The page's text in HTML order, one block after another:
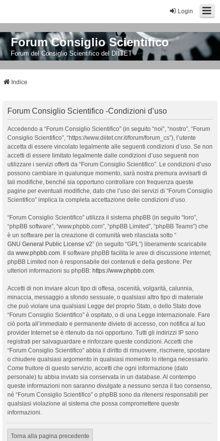
Login
Forum Consiglio Scientifico
Forum del Consiglio Scientifico del DIITET
Indice
Forum Consiglio Scientifico -Condizioni d’uso
Accedendo a “Forum Consiglio Scientifico” (in seguito “noi”, “nostro”, “Forum
Consiglio Scientifico”, “https://www.diitet.cnr.it/forum/forum_cs”), l’utente
accetta di essere vincolato legalmente alle seguenti condizioni d’uso. Se non
accetti di essere limitato legalmente dalle condizioni d’uso seguenti non
utilizzare i servizi offerti da “Forum Consiglio Scientifico”. Le condizioni d’uso
possono cambiare in qualunque momento, sarà nostra premura avvisarti di
tali modifiche, benché sia opportuno controllare con frequenza queste
pagine per eventuali modifiche, dato che l’uso dei servizi di “Forum Consiglio
Scientifico” implica la completa accettazione delle condizioni d’uso.
“Forum Consiglio Scientifico” utilizza il sistema phpBB (in seguito “loro”,
“phpBB software”, “www.phpbb.com”, “phpBB Limited”, “phpBB Teams”) che
è un software per la creazione di comunità web rilasciata sotto “
GNU General Public License v2” (in seguito “GPL”) liberamente scaricabile
da www.phpbb.com. Il software phpBB facilita le aree di discussione internet;
phpBB Limited non è responsabile dei contenuti e della gestione. Per
ulteriori informazioni su phpBB: https://www.phpbb.com.
Accetti di non inviare alcun tipo di offesa, oscenità, volgarità, calunnia,
minaccia, messaggio a sfondo sessuale, o qualsiasi altro tipo di materiale
che può violare una qualsiasi Legge del proprio Stato, o dello Stato dove
“Forum Consiglio Scientifico” è ospitato, o di una Legge internazionale. Fare
ciò porta all’immediato e permanente divieto di accesso, con notifica al tuo
provider Internet se è ritenuto da noi opportuno. Tutti gli indirizzi IP sono
registrati per salvaguardare e rinforzare queste condizioni. Accetti che
“Forum Consiglio Scientifico” abbia il diritto di rimuovere, riscrivere, spostare
o chiudere qualsiasi argomento in qualsiasi momento lo ritenga necessario.
Come fruitore di questo servizio, accetti che ogni informazione (dato
personale) tu abbia inviato sia conservata in un database. Al contempo
queste informazioni non saranno divulgate a nessuno senza il tuo consenso,
né “Forum Consiglio Scientifico” o phpBB sono da ritenersi responsabili per
qualsiasi violazione al sistema che possa compromettere queste
informazioni.
Torna alla pagina precedente